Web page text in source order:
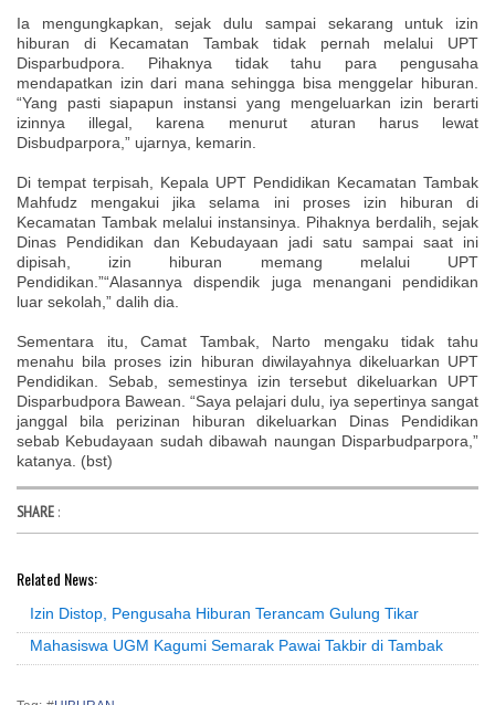
Ia mengungkapkan, sejak dulu sampai sekarang untuk izin
hiburan di Kecamatan Tambak tidak pernah melalui UPT
Disparbudpora. Pihaknya tidak tahu para pengusaha
mendapatkan izin dari mana sehingga bisa menggelar hiburan.
“Yang pasti siapapun instansi yang mengeluarkan izin berarti
izinnya illegal, karena menurut aturan harus lewat
Disbudparpora,” ujarnya, kemarin.
Di tempat terpisah, Kepala UPT Pendidikan Kecamatan Tambak
Mahfudz mengakui jika selama ini proses izin hiburan di
Kecamatan Tambak melalui instansinya. Pihaknya berdalih, sejak
Dinas Pendidikan dan Kebudayaan jadi satu sampai saat ini
dipisah, izin hiburan memang melalui UPT
Pendidikan.”“Alasannya dispendik juga menangani pendidikan
luar sekolah,” dalih dia.
Sementara itu, Camat Tambak, Narto mengaku tidak tahu
menahu bila proses izin hiburan diwilayahnya dikeluarkan UPT
Pendidikan. Sebab, semestinya izin tersebut dikeluarkan UPT
Disparbudpora Bawean. “Saya pelajari dulu, iya sepertinya sangat
janggal bila perizinan hiburan dikeluarkan Dinas Pendidikan
sebab Kebudayaan sudah dibawah naungan Disparbudparpora,”
katanya. (bst)
SHARE :
Related News:
Izin Distop, Pengusaha Hiburan Terancam Gulung Tikar
Mahasiswa UGM Kagumi Semarak Pawai Takbir di Tambak